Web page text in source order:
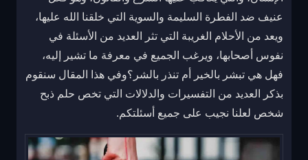
عنيف ضد الفطرة السليمة والسوية التي خلقنا الله عليها،
ويعد من الأحلام الغريبة التي تثر العديد من الأسئلة في
نفوس أصحابها، ويرغب الجميع في معرفة ما تشير إليه،
فهل هي تبشر بالخير أم تنذر بالشر؟وفي هذا المقال سنقوم
بذكر العديد من التفسيرات والدلالات التي تخص حلم ذبح
شخص لعلنا نجيب على جميع أسئلتكم.